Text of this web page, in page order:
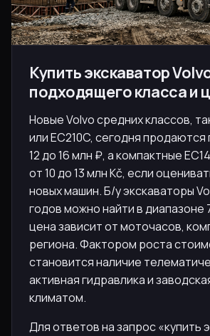
Купить экскаватор
подходящего класса и
Новые Volvo средних классов,
или EC210C, сегодня
12 до 16 млн ₽, а компактные
от 10 до 13 млн Kč, если
новых машин. Б/у экскаваторы
годов можно найти в диапазоне
цена зависит от моточасов,
региона. Фактором роста
становится наличие
активная гидравлика и
климатом.
Для ответов на запрос «купить